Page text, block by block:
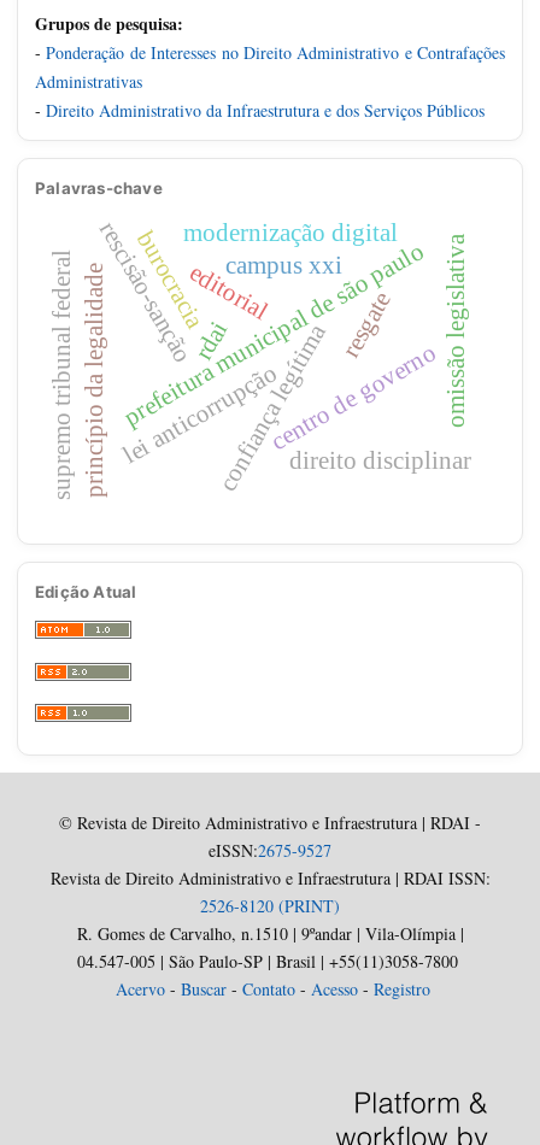
Grupos de pesquisa:
-Ponderação de Interesses no Direito Administrativo e Contrafações
Administrativas
- Direito Administrativo da Infraestrutura e dos Serviços Públicos
Palavras-chave
editorial
rdai
prefeitura municipal de são paulo
confiança legítima
centro de governo
campus xxi
modernização digital
resgate
rescisão-sanção
direito disciplinar
omissão legislativa
princípio da legalidade burocracia
lei anticorrupção
supremo tribunal federal
Edição Atual
© Revista de Direito Administrativo e Infraestrutura | RDAI -
eISSN:2675-9527
Revista de Direito Administrativo e Infraestrutura | RDAI ISSN:
2526-8120 (PRINT)
R. Gomes de Carvalho, n.1510 | 9ºandar | Vila-Olímpia |
04.547-005 | São Paulo-SP | Brasil | +55(11)3058-7800
Acervo - Buscar - Contato - Acesso - Registro